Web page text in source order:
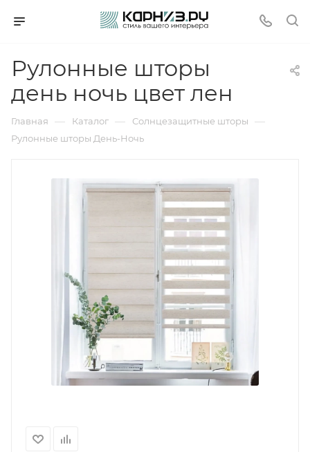
Рулонные шторы
день ночь цвет лен
Главная — Каталог — Солнцезащитные шторы —
Рулонные шторы День-Ночь